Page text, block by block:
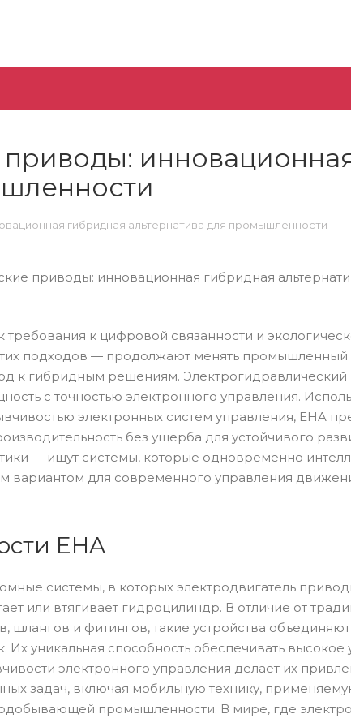
гибридная альтернатива для промышленности
требования к цифровой связанности и
подходов — продолжают менять
к гибридным решениям.
с точностью электронного управления.
электронных систем управления, EHA
без ущерба для устойчивого
— ищут системы, которые одновременно
вариантом для современного управления
EHA
системы, в которых электродвигатель
или втягивает гидроцилиндр. В отличие от
шлангов и фитингов, такие устройства
Их уникальная способность обеспечивать
электронного управления делает их
задач, включая мобильную технику,
промышленности. В мире, где